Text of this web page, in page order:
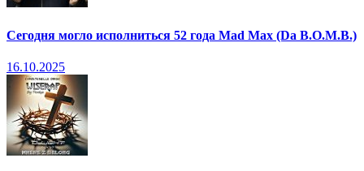
Сегодня могло исполниться 52 года Mad Max (Da B.O.M.B.)
16.10.2025